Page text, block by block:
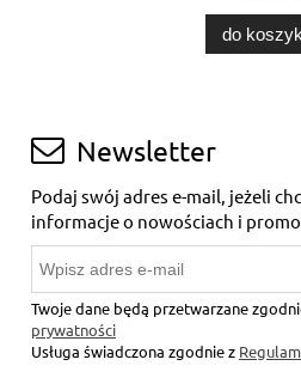
do
Newsletter
Podaj swój adres e-mail, jeżeli
informacje o nowościach i
Twoje dane będą przetwarzane
prywatności
Usługa świadczona zgodnie z